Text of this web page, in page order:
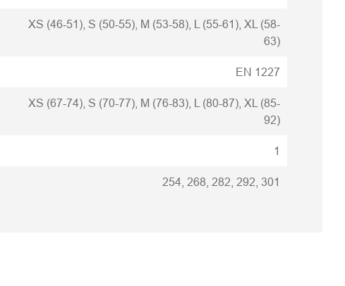
XS (46-51), S (50-55), M (53-58), L (55-61), XL (58-
63)
EN 1227
XS (67-74), S (70-77), M (76-83), L (80-87), XL (85-
92)
1
254, 268, 282, 292, 301